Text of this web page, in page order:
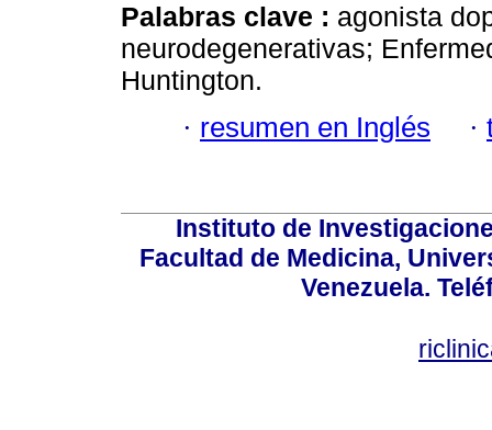
Palabras clave : agonista
neurodegenerativas;
Huntington.
· resumen en Inglés ·
Instituto de
Facultad de Medicina,
Venezuela.